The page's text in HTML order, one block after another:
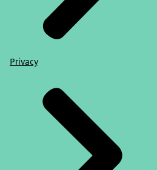
Privacy